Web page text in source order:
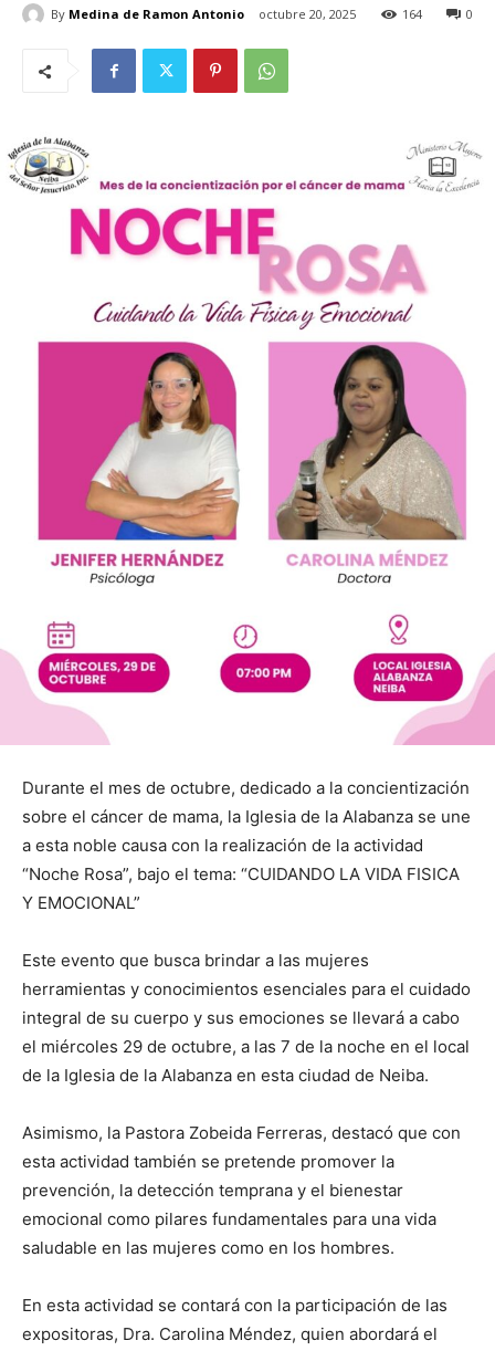
By Medina de Ramon Antonio octubre 20, 2025 0
164
Durante el mes de octubre, dedicado a la concientización
sobre el cáncer de mama, la Iglesia de la Alabanza se une
a esta noble causa con la realización de la actividad
“Noche Rosa”, bajo el tema: “CUIDANDO LA VIDA FISICA
Y EMOCIONAL”
Este evento que busca brindar a las mujeres
herramientas y conocimientos esenciales para el cuidado
integral de su cuerpo y sus emociones se llevará a cabo
el miércoles 29 de octubre, a las 7 de la noche en el local
de la Iglesia de la Alabanza en esta ciudad de Neiba.
Asimismo, la Pastora Zobeida Ferreras, destacó que con
esta actividad también se pretende promover la
prevención, la detección temprana y el bienestar
emocional como pilares fundamentales para una vida
saludable en las mujeres como en los hombres.
En esta actividad se contará con la participación de las
expositoras, Dra. Carolina Méndez, quien abordará el